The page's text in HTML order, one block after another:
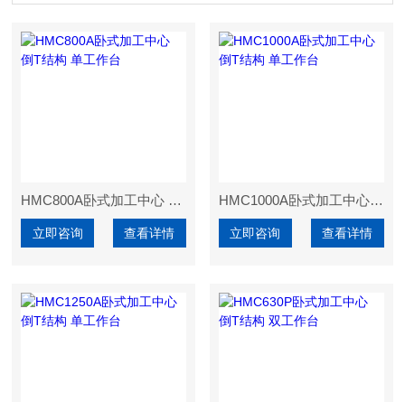
HMC800A卧式加工中心 倒T结构 单工作台
立即咨询 查看详情
HMC1000A卧式加工中心 倒T结构 单工作台
立即咨询 查看详情